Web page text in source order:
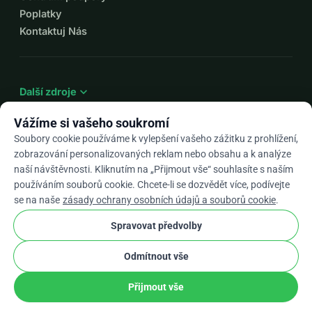
této vzrušující cestě a udělejme vzdělávání přístupnější a
transformačnější než kdy dříve.
zatímco nám pomáháte revolučním způsobem změnit
vzdělávání!
Děkujeme za vaši štědrost a víru v sílu vzdělání.
Poplatky
Kontaktuj Nás
Další zdroje expand_more
Csarrow_drop_down
★★★★★4,9 / 5 na základě 500+ recenzí
WhyDonate Soukromí a cookies
Obchodní podmínky
stripe check Ověřený Partner
Vážíme si vašeho soukromí
Soubory cookie používáme k vylepšení vašeho zážitku z prohlížení,
zobrazování personalizovaných reklam nebo obsahu a k analýze
naší návštěvnosti. Kliknutím na „Přijmout vše“ souhlasíte s naším
používáním souborů cookie. Chcete-li se dozvědět více, podívejte
se na naše zásady ochrany osobních údajů a souborů cookie.
Spravovat předvolby
Odmítnout vše
Přijmout vše